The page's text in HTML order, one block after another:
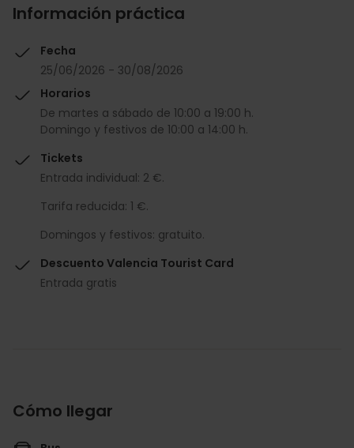
Información práctica
Fecha
25/06/2026 - 30/08/2026
Horarios
De martes a sábado de 10:00 a 19:00 h.
Domingo y festivos de 10:00 a 14:00 h.
Tickets
Entrada individual: 2 €.
Tarifa reducida: 1 €.
Domingos y festivos: gratuito.
Descuento Valencia Tourist Card
Entrada gratis
Cómo llegar